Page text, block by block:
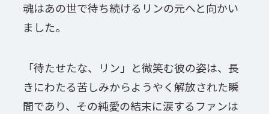
魂はあの世で待ち続けるリンの元へと向かい
ました。
「待たせたな、リン」と微笑む彼の姿は、長
きにわたる苦しみからようやく解放された瞬
間であり、その純愛の結末に涙するファンは